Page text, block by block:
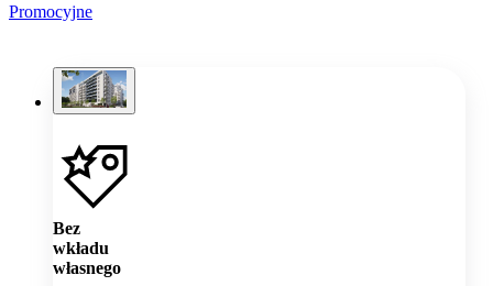
Promocyjne
Bez
wkładu
własnego